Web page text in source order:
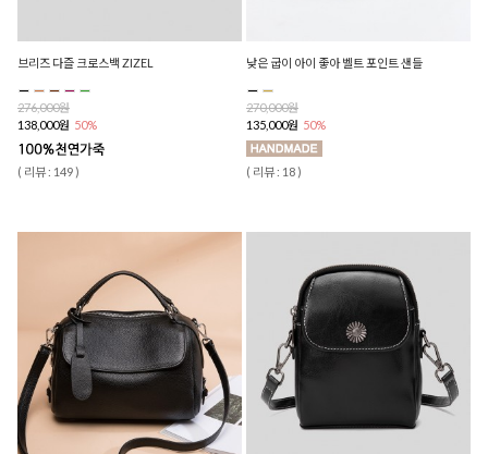
브리즈 다즐 크로스백 ZIZEL
276,000원
138,000원 50%
( 리뷰 : 149 )
낮은 굽이 아이 좋아 벨트 포인트 샌들
270,000원
135,000원 50%
( 리뷰 : 18 )